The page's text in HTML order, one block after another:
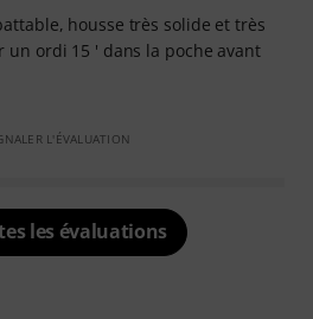
housse très solide et très
ordi 15 ' dans la poche avant
L'ÉVALUATION
les évaluations